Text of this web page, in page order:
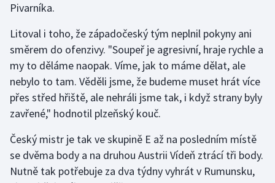
Pivarníka.
Litoval i toho, že západočeský tým neplnil pokyny ani
směrem do ofenzivy. "Soupeř je agresivní, hraje rychle a
my to děláme naopak. Víme, jak to máme dělat, ale
nebylo to tam. Věděli jsme, že budeme muset hrát více
přes střed hřiště, ale nehráli jsme tak, i když strany byly
zavřené," hodnotil plzeňský kouč.
Český mistr je tak ve skupině E až na posledním místě
se dvěma body a na druhou Austrii Vídeň ztrácí tři body.
Nutně tak potřebuje za dva týdny vyhrát v Rumunsku,